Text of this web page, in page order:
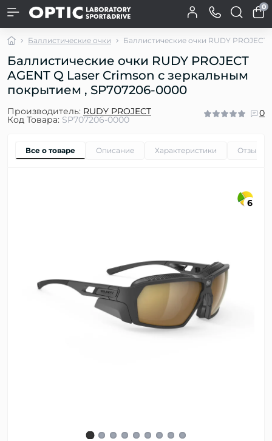
0
Баллистические очки Баллистические очки RUDY
Баллистические очки RUDY PROJECT
AGENT Q Laser Crimson с зеркальным
покрытием , SP707206-0000
Производитель: RUDY PROJECT
Код Товара: SP707206-0000
0
Все о товаре Описание Характеристики Отзывы
6